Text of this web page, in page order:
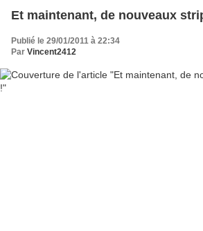
Et maintenant, de nouveaux
Publié le 29/01/2011 à 22:34
Par Vincent2412